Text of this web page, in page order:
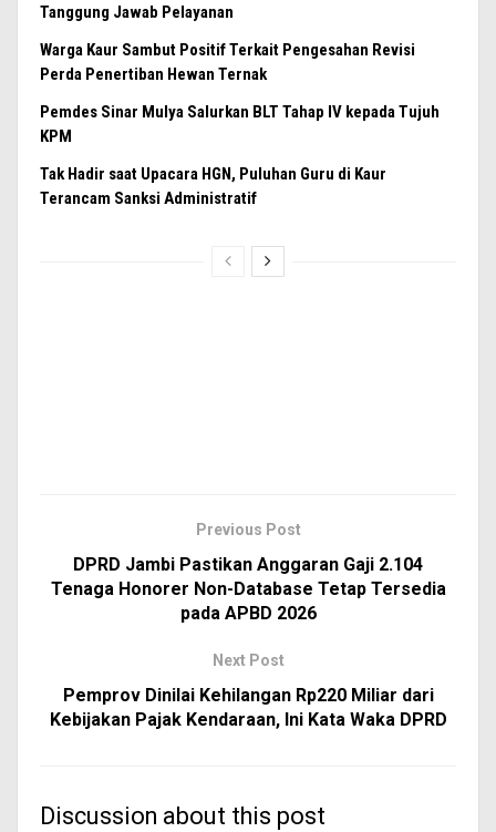
Tanggung Jawab Pelayanan
Warga Kaur Sambut Positif Terkait Pengesahan Revisi
Perda Penertiban Hewan Ternak
Pemdes Sinar Mulya Salurkan BLT Tahap IV kepada Tujuh
KPM
Tak Hadir saat Upacara HGN, Puluhan Guru di Kaur
Terancam Sanksi Administratif
Previous Post
DPRD Jambi Pastikan Anggaran Gaji 2.104
Tenaga Honorer Non-Database Tetap Tersedia
pada APBD 2026
Next Post
Pemprov Dinilai Kehilangan Rp220 Miliar dari
Kebijakan Pajak Kendaraan, Ini Kata Waka DPRD
Discussion about this post